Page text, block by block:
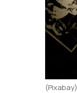
(Pixabay)